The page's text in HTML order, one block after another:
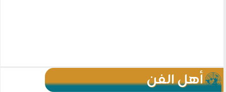
أهل الفن